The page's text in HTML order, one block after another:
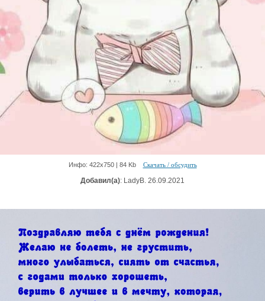
Инфо: 422х750 | 84 Kb Скачать / обсудить
Добавил(а): LadyB. 26.09.2021